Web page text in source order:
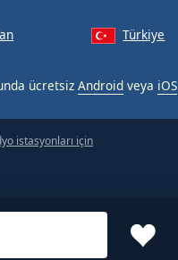
Türkiye
ücretsiz Android veya iOS
istasyonları için